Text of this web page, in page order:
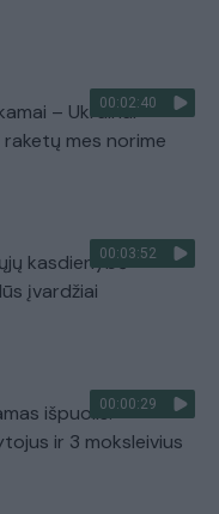
00:02:40
– Ukrainai
mes norime
00:03:52
kasdienybė –
įvardžiai
00:00:29
išpuolis:
ir 3 moksleivius